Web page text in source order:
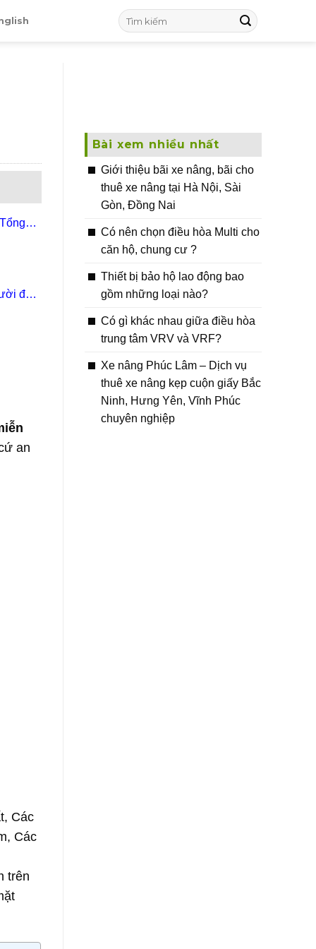
đàn
an
Các
Các
trên
Bài xem nhiều nhất
Giới thiệu bãi xe nâng, bãi cho
thuê xe nâng tại Hà Nội, Sài
Gòn, Đồng Nai
Có nên chọn điều hòa Multi cho
căn hộ, chung cư ?
Thiết bị bảo hộ lao động bao
gồm những loại nào?
Có gì khác nhau giữa điều hòa
trung tâm VRV và VRF?
Xe nâng Phúc Lâm – Dịch vụ
thuê xe nâng kẹp cuộn giấy Bắc
Ninh, Hưng Yên, Vĩnh Phúc
chuyên nghiệp